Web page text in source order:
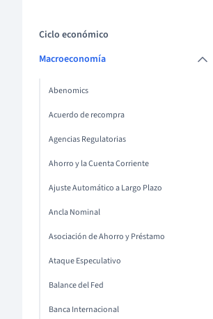
Ciclo económico
Macroeconomía
Abenomics
Acuerdo de recompra
Agencias Regulatorias
Ahorro y la Cuenta Corriente
Ajuste Automático a Largo Plazo
Ancla Nominal
Asociación de Ahorro y Préstamo
Ataque Especulativo
Balance del Fed
Banca Internacional